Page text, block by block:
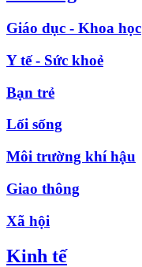
Giáo dục - Khoa học
Y tế - Sức khoẻ
Bạn trẻ
Lối sống
Môi trường khí hậu
Giao thông
Xã hội
Kinh tế